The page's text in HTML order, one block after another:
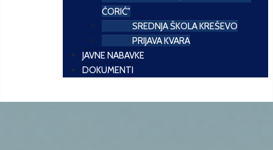
ĆORIĆ"
SREDNJA ŠKOLA KREŠEVO
PRIJAVA KVARA
JAVNE NABAVKE
DOKUMENTI